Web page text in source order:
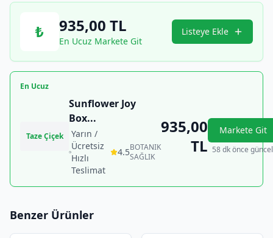
₺ 935,00 TL
En Ucuz Markete Git
Listeye Ekle
En Ucuz
Taze Çiçek
Sunflower Joy
Box...
Yarın /
Ücretsiz
Hızlı
Teslimat
4.5BOTANIK
SAĞLIK
935,00
TL
Markete Git
58 dk önce
Benzer Ürünler